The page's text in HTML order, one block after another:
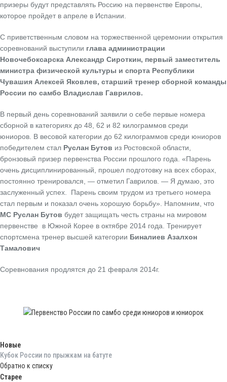
призеры будут представлять Россию на первенстве Европы,
которое пройдет в апреле в Испании.
С приветственным словом на торжественной церемонии открытия
соревнований выступили глава администрации
Новочебоксарска Александр Сироткин, первый заместитель
министра физической культуры и спорта Республики
Чувашия Алексей Яковлев, старший тренер сборной команды
России по самбо Владислав Гаврилов.
В первый день соревнований заявили о себе первые номера
сборной в категориях до 48, 62 и 82 килограммов среди
юниоров. В весовой категории до 62 килограммов среди юниоров
победителем стал Руслан Бутов из Ростовской области,
бронзовый призер первенства России прошлого года. «Парень
очень дисциплинированный, прошел подготовку на всех сборах,
постоянно тренировался, — отметил Гаврилов. — Я думаю, это
заслуженный успех. Парень своим трудом из третьего номера
стал первым и показал очень хорошую борьбу». Напомним, что
МС Руслан Бутов будет защищать честь страны на мировом
первенстве в Южной Корее в октябре 2014 года. Тренирует
спортсмена тренер высшей категории Биналиев Азалхон
Тамалович
Соревнования продлятся до 21 февраля 2014г.
Новые
Кубок России по прыжкам на батуте
Обратно к списку
Старее